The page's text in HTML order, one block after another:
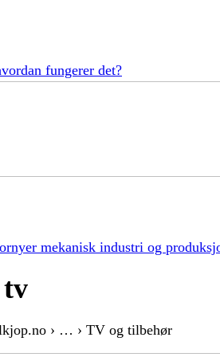
fungerer det?
mekanisk industri og
› … › TV og tilbehør